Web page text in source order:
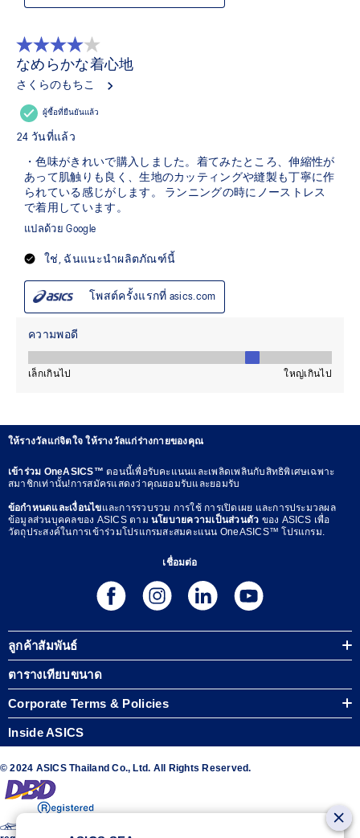
ให้รางวัลแก่จิตใจ ให้รางวัลแก่ร่างกายของคุณ
เข้าร่วม OneASICS™ตอนนี้เพื่อรับคะแนนและเพลิดเพลินกับสิทธิพิเศษเฉพาะ
สมาชิกเท่านั้น!การสมัครแสดงว่าคุณยอมรับและยอมรับ
ข้อกำหนดและเงื่อนไขและการรวบรวม การใช้ การเปิดเผย และการประมวลผล
ข้อมูลส่วนบุคคลของ ASICS ตาม นโยบายความเป็นส่วนตัว ของ ASICS เพื่อ
วัตถุประสงค์ในการเข้าร่วมโปรแกรมสะสมคะแนน OneASICS™ โปรแกรม.
เชื่อมต่อ
ลูกค้าสัมพันธ์
ตารางเทียบขนาด
Corporate Terms & Policies
Inside ASICS
© 2024 ASICS Thailand Co., Ltd. All Rights Reserved.
The stripe design featured on the sides of the ASICS® shoes is a